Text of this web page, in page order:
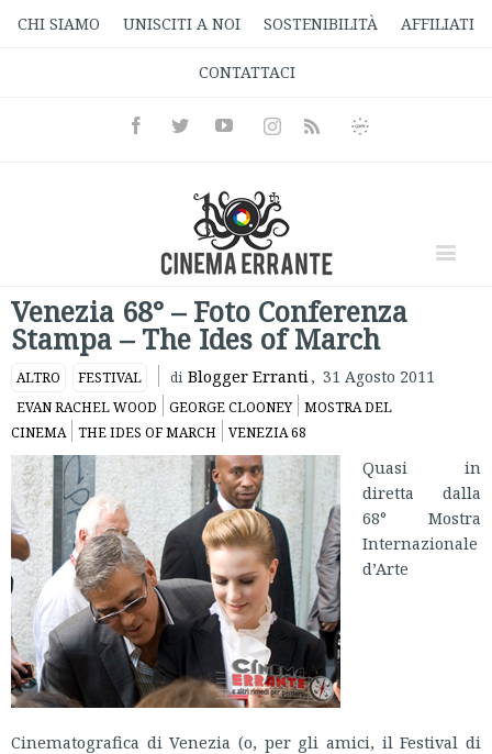
CHI SIAMO UNISCITI A NOI SOSTENIBILITÀ AFFILIATI
CONTATTACI
FacebookTwitterYoutubeInstagramRss
Informativa
Venezia 68° – Foto Conferenza
Stampa – The Ides of March
ALTRO FESTIVAL di Blogger Erranti, 31 Agosto 2011
EVAN RACHEL WOOD GEORGE CLOONEY
MOSTRA DEL
CINEMA
THE IDES OF MARCH VENEZIA 68
Quasi in
diretta dalla
68° Mostra
Internazionale
d’Arte
Cinematografica di Venezia (o, per gli amici, il Festival di